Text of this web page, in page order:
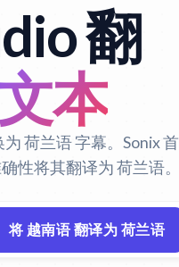
翻
本
荷兰语 字幕。Sonix 首
性将其翻译为 荷兰语。
将 越南语 翻译为 荷兰语